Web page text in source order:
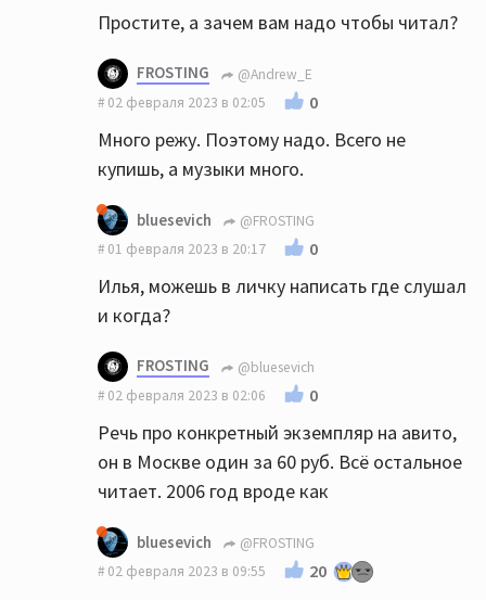
Простите, а зачем вам надо чтобы читал?
FROSTING
@Andrew_E
02 февраля 2023 в 02:05
0
Много режу. Поэтому надо. Всего не
купишь, а музыки много.
bluesevich
@FROSTING
01 февраля 2023 в 20:17
0
Илья, можешь в личку написать где слушал
и когда?
FROSTING
@bluesevich
02 февраля 2023 в 02:06
0
Речь про конкретный экземпляр на авито,
он в Москве один за 60 руб. Всё остальное
читает. 2006 год вроде как
bluesevich
@FROSTING
02 февраля 2023 в 09:55
20